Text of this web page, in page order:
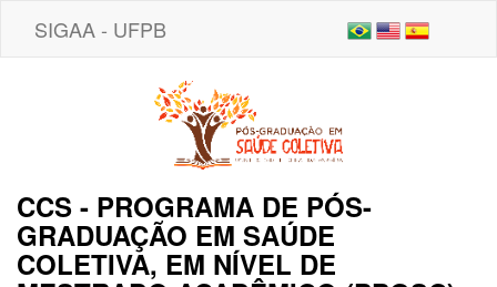
SIGAA - UFPB
CCS - PROGRAMA DE PÓS-
GRADUAÇÃO EM SAÚDE
COLETIVA, EM NÍVEL DE